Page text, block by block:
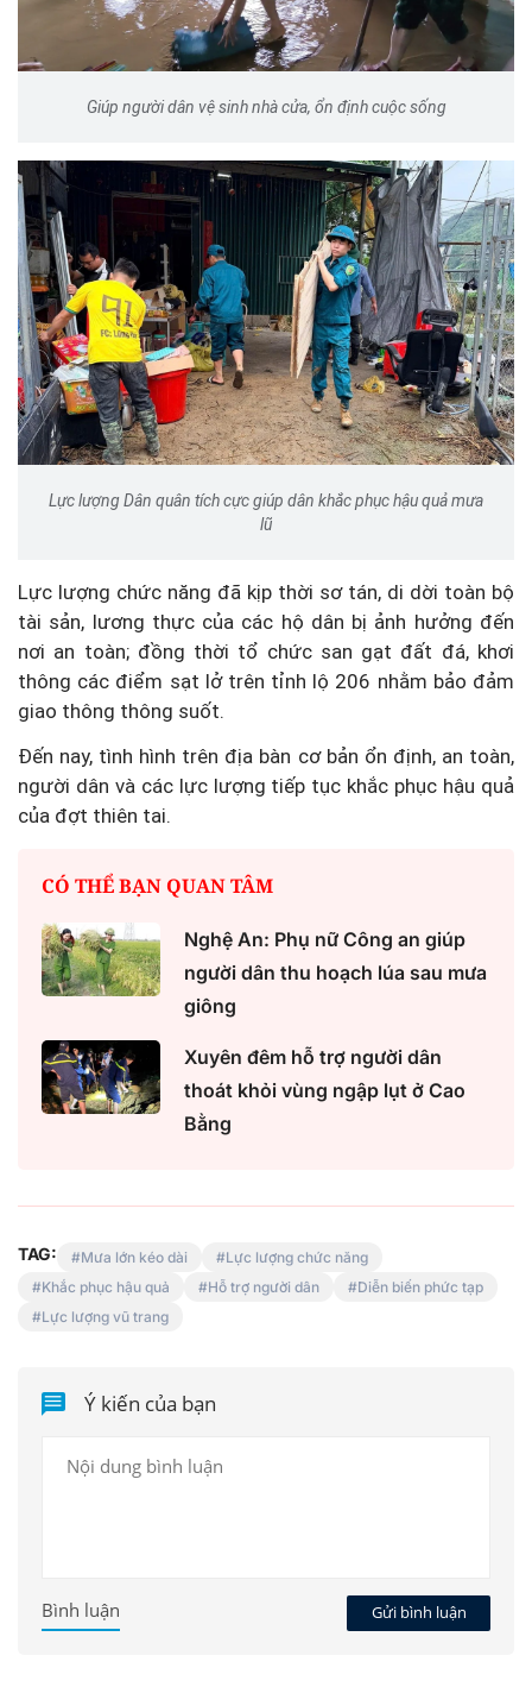
Giúp người dân vệ sinh nhà cửa, ổn định cuộc sống
Lực lượng Dân quân tích cực giúp dân khắc phục hậu quả mưa
lũ
Lực lượng chức năng đã kịp thời sơ tán, di dời toàn bộ
tài sản, lương thực của các hộ dân bị ảnh hưởng đến
nơi an toàn; đồng thời tổ chức san gạt đất đá, khơi
thông các điểm sạt lở trên tỉnh lộ 206 nhằm bảo đảm
giao thông thông suốt.
Đến nay, tình hình trên địa bàn cơ bản ổn định, an toàn,
người dân và các lực lượng tiếp tục khắc phục hậu quả
của đợt thiên tai.
CÓ THỂ BẠN QUAN TÂM
Nghệ An: Phụ nữ Công an giúp
người dân thu hoạch lúa sau mưa
giông
Xuyên đêm hỗ trợ người dân
thoát khỏi vùng ngập lụt ở Cao
Bằng
TAG: Mưa lớn kéo dài
Lực lượng chức năng
Khắc phục hậu quả
Hỗ trợ người dân
Diễn biến phức tạp
Lực lượng vũ trang
Ý kiến của bạn
Gửi bình luận
Bình luận